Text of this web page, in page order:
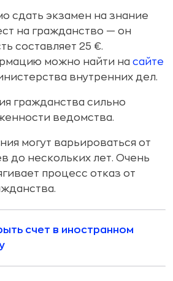
сдать экзамен на знание
на гражданство — он
составляет 25 €.
можно найти на сайте
внутренних дел.
гражданства сильно
ведомства.
могут варьироваться от
до нескольких лет. Очень
процесс отказ от
счет в иностранном